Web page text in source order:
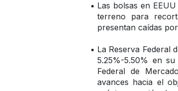
Las bolsas en
terreno para
presentan caídas
La Reserva Federal
5.25%-5.50% en
Federal de
avances hacia el